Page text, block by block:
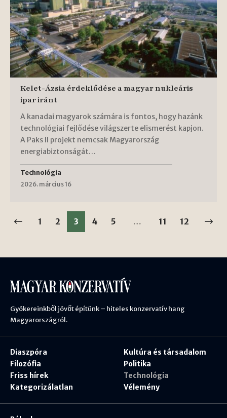
Kelet-Ázsia érdeklődése a magyar nukleáris
ipar iránt
A kanadai magyarok számára is fontos, hogy hazánk
technológiai fejlődése világszerte elismerést kapjon.
A Paks II projekt nemcsak Magyarország
energiabiztonságát…
Technológia
2026. március 16
1 2 3 4 5 … 11 12
Gyökereinkből jövőt építünk – hiteles konzervatív hang
Magyarországról.
Diaszpóra
Filozófia
Friss hírek
Kategorizálatlan
Kultúra és társadalom
Politika
Technológia
Vélemény